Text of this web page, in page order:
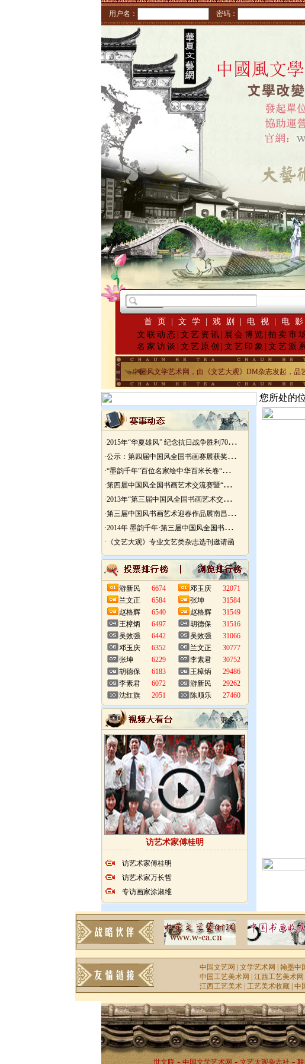
用户名： 密码：
首页 文学 戏剧 电视 电影
文联动态 文艺资讯 展会博览 拍卖市
名家访谈
文艺原创 文艺印象 文艺派
中国风文学艺术网，由《文艺大观》DM杂志发起，品
更多>>
·
2015年“华夏雄风” 纪念抗日战争胜利70周年书画展征稿
·
公示：第四届中国风全国书画赛展获奖入展名单
·
“墨韵千年”百位名家绘中华百米长卷“华夏五千年锦绣山河图”创作
·
第四届中国风全国书画艺术交流赛暨“华夏五千年锦绣山河图”百位名家绘中华百米长卷创作邀请展
·
2013年“第三届中国风全国书画艺术交流赛” 获奖名单
·
第三届中国风书画艺术迎春作品展南昌展胜利开幕
·
2014年 墨韵千年·第三届中国风全国书画艺术迎春作品展 南昌展
·《文艺大观》专业文艺类杂志选刊邀请函
游新民
6674
兰文正
6584
赵格辉
6540
王樟炳
6497
吴效强
6442
邓玉庆
6352
张坤
6229
胡德保
6183
李素君
6072
沈红旗
2051
邓玉庆
32071
张坤
31584
赵格辉
31549
胡德保
31516
吴效强
31066
兰文正
30777
李素君
30752
王樟炳
29486
游新民
29262
陈顺乐
27460
更多>>
访艺术家傅桂明
访艺术家傅桂明
访艺术家万长哲
专访画家涂淑维
您所处的
中国文艺网 文学艺术网 翰墨中
中国工艺美术网
江西工艺美术网
江西工艺美术 工艺美术收藏 中
世文联- 中国文学艺术网 - 文艺大观杂志社 -